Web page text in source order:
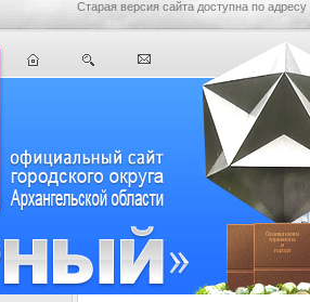
Старая версия сайта доступна по адресу